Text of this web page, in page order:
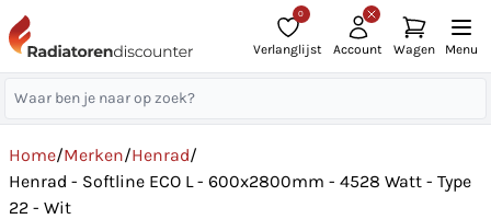
0
Verlanglijst Account Wagen Menu
Home/Merken/Henrad/
Henrad - Softline ECO L - 600x2800mm - 4528 Watt - Type
22 - Wit